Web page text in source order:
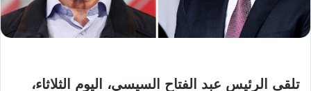
تلقى الرئيس عبد الفتاح السيسي، اليوم الثلاثاء،